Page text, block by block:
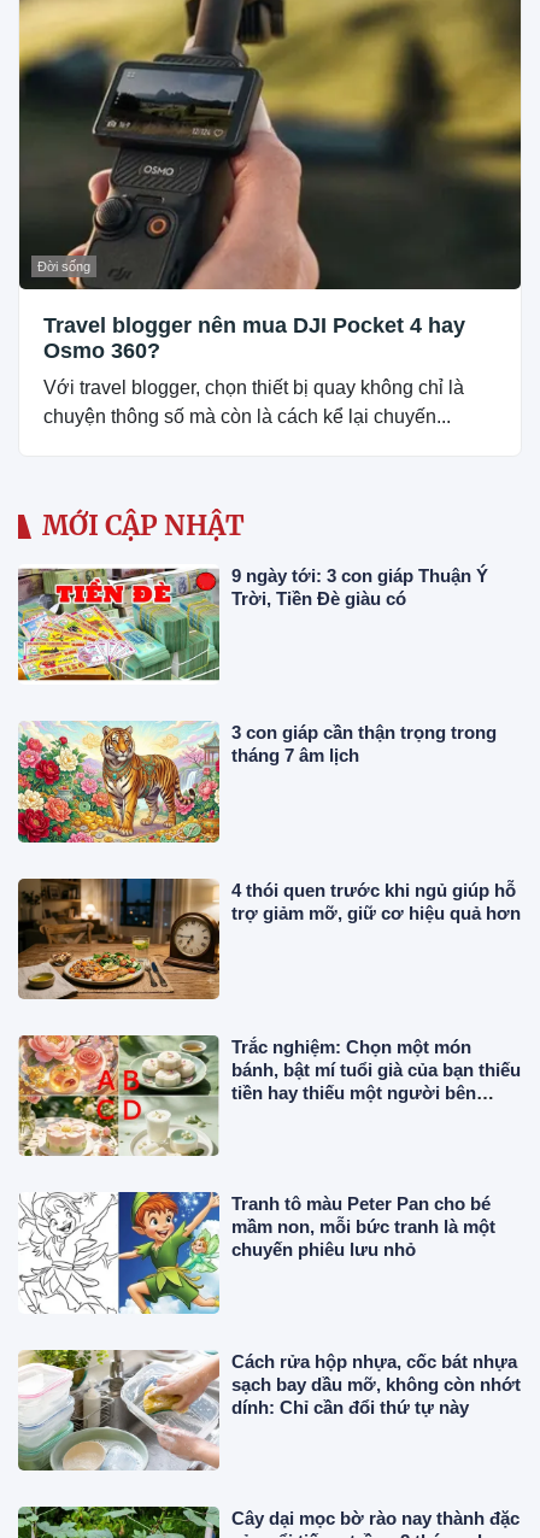
Đời sống
Travel blogger nên mua DJI Pocket 4 hay
Osmo 360?
Với travel blogger, chọn thiết bị quay không chỉ là
chuyện thông số mà còn là cách kể lại chuyến...
MỚI CẬP NHẬT
9 ngày tới: 3 con giáp Thuận Ý
Trời, Tiền Đè giàu có
3 con giáp cần thận trọng trong
tháng 7 âm lịch
4 thói quen trước khi ngủ giúp hỗ
trợ giảm mỡ, giữ cơ hiệu quả hơn
Trắc nghiệm: Chọn một món
bánh, bật mí tuổi già của bạn thiếu
tiền hay thiếu một người bên
Tranh tô màu Peter Pan cho bé
mầm non, mỗi bức tranh là một
chuyến phiêu lưu nhỏ
Cách rửa hộp nhựa, cốc bát nhựa
sạch bay dầu mỡ, không còn nhớt
dính: Chỉ cần đổi thứ tự này
Cây dại mọc bờ rào nay thành đặc